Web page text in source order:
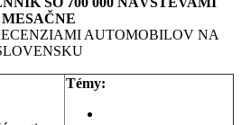
MESAČNE
AUTOMOBILOV NA
Témy: